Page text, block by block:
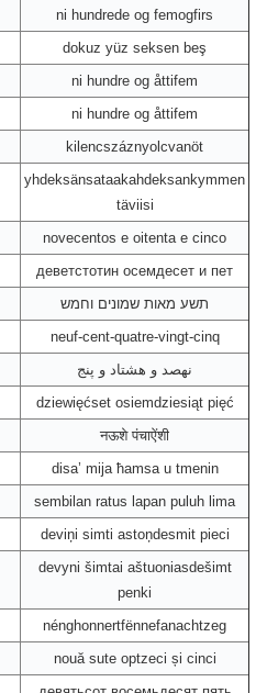
ni hundrede og femogfirs
dokuz yüz seksen beş
ni hundre og åttifem
ni hundre og åttifem
kilencszáznyolcvanöt
yhdeksänsataakahdeksankymmen
täviisi
novecentos e oitenta e cinco
деветстотин осемдесет и пет
תשע מאות שמונים וחמש
neuf-cent-quatre-vingt-cinq
نهصد و هشتاد و پنج
dziewięćset osiemdziesiąt pięć
नऊशे पंचाऐंशी
disa’ mija ħamsa u tmenin
sembilan ratus lapan puluh lima
deviņi simti astoņdesmit pieci
devyni šimtai aštuoniasdešimt
penki
nénghonnertfënnefanachtzeg
nouă sute optzeci și cinci